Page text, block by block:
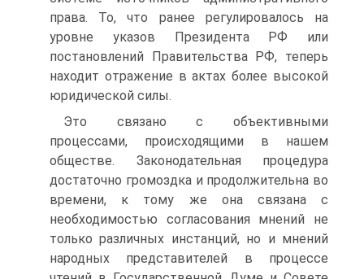
права. То, что ранее регулировалось на
уровне указов Президента РФ или
постановлений Правительства РФ, теперь
находит отражение в актах более высокой
юридической силы.
Это связано с объективными
процессами, происходящими в нашем
обществе. Законодательная процедура
достаточно громоздка и продолжительна во
времени, к тому же она связана с
необходимостью согласования мнений не
только различных инстанций, но и мнений
народных представителей в процессе